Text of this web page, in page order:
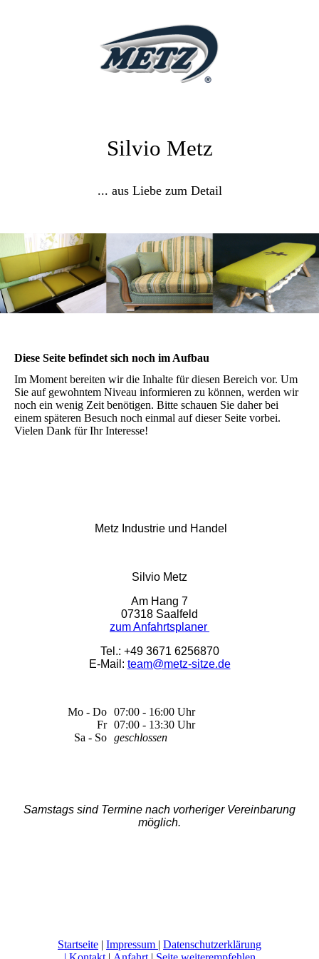
Silvio Metz
... aus Liebe zum Detail
Diese Seite befindet sich noch im Aufbau
Im Moment bereiten wir die Inhalte für diesen Bereich vor. Um
Sie auf gewohntem Niveau informieren zu können, werden wir
noch ein wenig Zeit benötigen. Bitte schauen Sie daher bei
einem späteren Besuch noch einmal auf dieser Seite vorbei.
Vielen Dank für Ihr Interesse!
Metz Industrie und Handel
Silvio Metz
Am Hang 7
07318 Saalfeld
zum Anfahrtsplaner
Tel.: +49 3671 6256870
E-Mail: team@metz-sitze.de
Mo - Do
Fr
Sa - So
07:00 - 16:00 Uhr
07:00 - 13:30 Uhr
geschlossen
Samstags sind Termine nach vorheriger Vereinbarung
möglich.
Startseite | Impressum | Datenschutzerklärung